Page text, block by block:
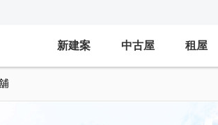
新建案 中古屋 租屋